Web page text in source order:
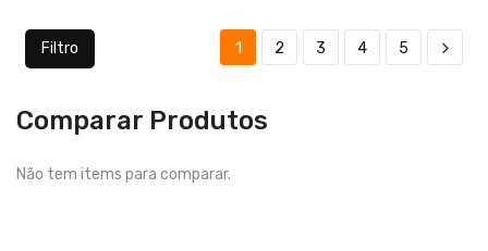
Filtro 1 2 3 4 5
Comparar Produtos
Não tem items para comparar.